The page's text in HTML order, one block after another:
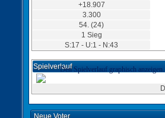
Tor für Rumänien
Torschütze: Radeberger53
04.09.2019, 19:40 Uhr
Tor für Rumänien
Torschütze: slayer53
04.09.2019, 18:24 Uhr
Tor für Rumänien
Torschütze: Radeberger53
04.09.2019, 15:46 Uhr
+18.907
3.300
54. (24)
1 Sieg
S:17 - U:1 - N:43
SpielverlaufDen Spielverlauf graphisch anzeigen.
Neue Voter